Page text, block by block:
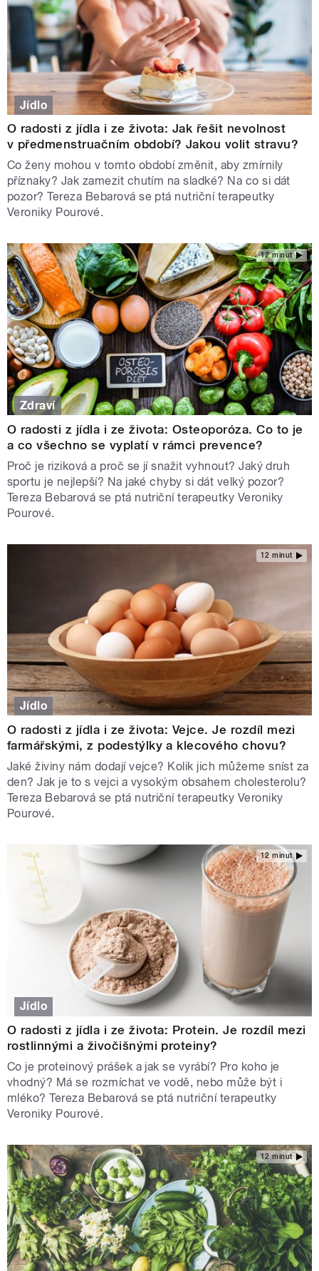
Jídlo
O radosti z jídla i ze života: Jak řešit nevolnost
v předmenstruačním období? Jakou volit stravu?
Co ženy mohou v tomto období změnit, aby zmírnily
příznaky? Jak zamezit chutím na sladké? Na co si dát
pozor? Tereza Bebarová se ptá nutriční terapeutky
Veroniky Pourové.
12 minut
Zdraví
O radosti z jídla i ze života: Osteoporóza. Co to je
a co všechno se vyplatí v rámci prevence?
Proč je riziková a proč se jí snažit vyhnout? Jaký druh
sportu je nejlepší? Na jaké chyby si dát velký pozor?
Tereza Bebarová se ptá nutriční terapeutky Veroniky
Pourové.
12 minut
Jídlo
O radosti z jídla i ze života: Vejce. Je rozdíl mezi
farmářskými, z podestýlky a klecového chovu?
Jaké živiny nám dodají vejce? Kolik jich můžeme sníst za
den? Jak je to s vejci a vysokým obsahem cholesterolu?
Tereza Bebarová se ptá nutriční terapeutky Veroniky
Pourové.
12 minut
Jídlo
O radosti z jídla i ze života: Protein. Je rozdíl mezi
rostlinnými a živočišnými proteiny?
Co je proteinový prášek a jak se vyrábí? Pro koho je
vhodný? Má se rozmíchat ve vodě, nebo může být i
mléko? Tereza Bebarová se ptá nutriční terapeutky
Veroniky Pourové.
12 minut